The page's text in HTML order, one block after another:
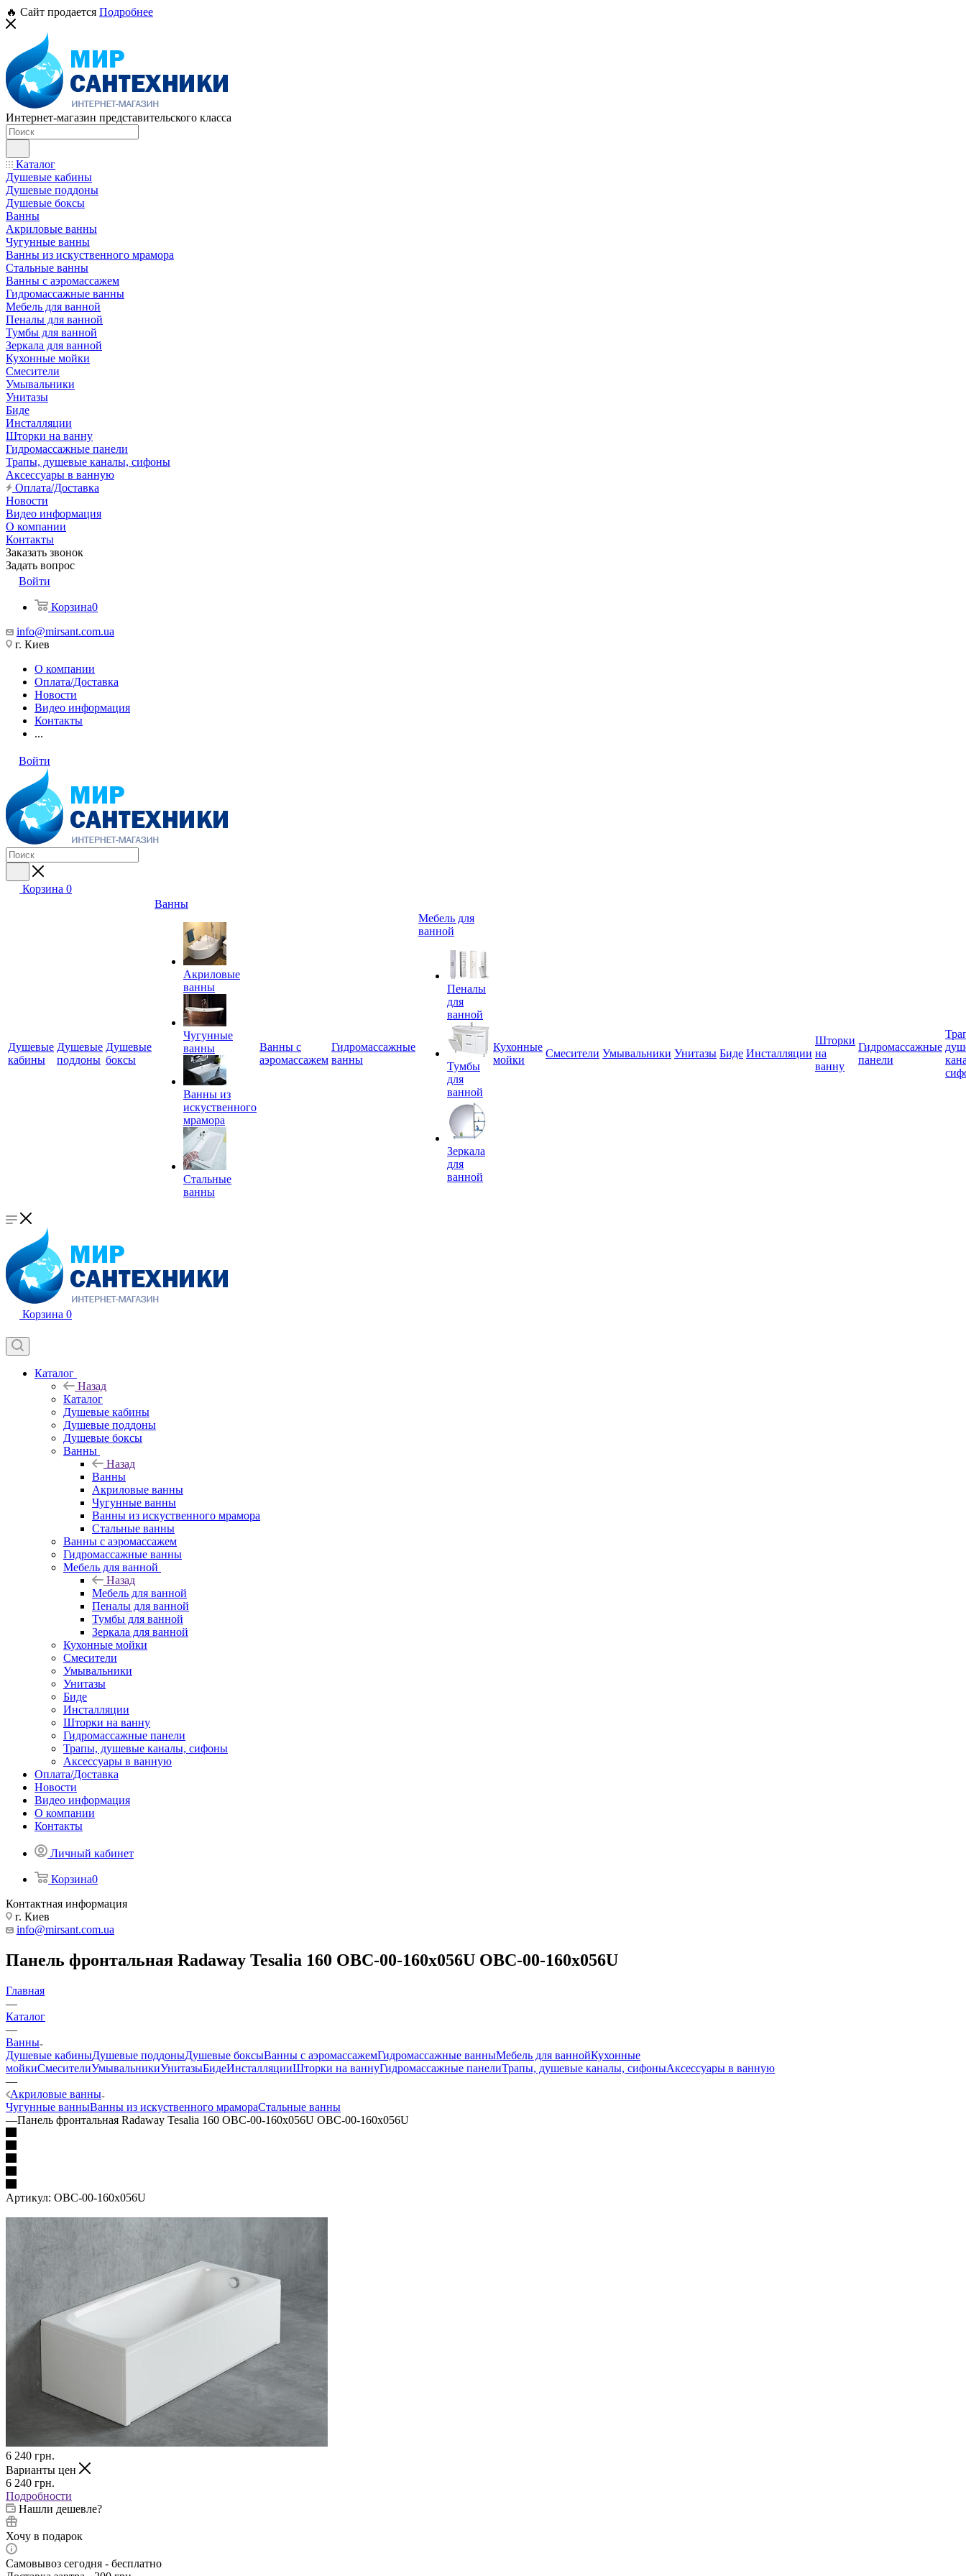
🔥 Сайт продается Подробнее
Интернет-магазин представительского класса
Каталог
Душевые кабины
Душевые поддоны
Душевые боксы
Ванны
Акриловые ванны
Чугунные ванны
Ванны из искуственного мрамора
Стальные ванны
Ванны с аэромассажем
Гидромассажные ванны
Мебель для ванной
Пеналы для ванной
Тумбы для ванной
Зеркала для ванной
Кухонные мойки
Смесители
Умывальники
Унитазы
Биде
Инсталляции
Шторки на ванну
Гидромассажные панели
Трапы, душевые каналы, сифоны
Аксессуары в ванную
Оплата/Доставка
Новости
Видео информация
О компании
Контакты
Заказать звонок
Задать вопрос
Войти
Корзина0
info@mirsant.com.ua
г. Киев
О компании
Оплата/Доставка
Новости
Видео информация
Контакты
...
Войти
Корзина 0
Душевые
кабины
Душевые
поддоны
Душевые
боксы
Ванны
Акриловые
ванны
Чугунные
ванны
Ванны из
искуственного
мрамора
Стальные
ванны
Ванны с
аэромассажем
Гидромассажные
ванны
Мебель для
ванной
Пеналы
для
ванной
Тумбы
для
ванной
Зеркала
для
ванной
Кухонные
мойки
Смесители Умывальники Унитазы Биде Инсталляции
Шторки
на
ванну
Гидромассажные
панели
Корзина 0
Каталог
Назад
Каталог
Душевые кабины
Душевые поддоны
Душевые боксы
Ванны
Назад
Ванны
Акриловые ванны
Чугунные ванны
Ванны из искуственного мрамора
Стальные ванны
Ванны с аэромассажем
Гидромассажные ванны
Мебель для ванной
Назад
Мебель для ванной
Пеналы для ванной
Тумбы для ванной
Зеркала для ванной
Кухонные мойки
Смесители
Умывальники
Унитазы
Биде
Инсталляции
Шторки на ванну
Гидромассажные панели
Трапы, душевые каналы, сифоны
Аксессуары в ванную
Оплата/Доставка
Новости
Видео информация
О компании
Контакты
Личный кабинет
Корзина0
Контактная информация
г. Киев
info@mirsant.com.ua
Панель фронтальная Radaway Tesalia 160 OBC-00-160x056U OBC-00-160x056U
Главная
—
Каталог
—
Ванны
Душевые кабиныДушевые поддоныДушевые боксыВанны с аэромассажемГидромассажные ванныМебель для ваннойКухонные
мойкиСмесителиУмывальникиУнитазыБидеИнсталляцииШторки на ваннуГидромассажные панелиТрапы, душевые каналы, сифоныАксессуары в ванную
—
Акриловые ванны
Чугунные ванныВанны из искуственного мрамораСтальные ванны
—Панель фронтальная Radaway Tesalia 160 OBC-00-160x056U OBC-00-160x056U
Артикул: OBC-00-160x056U
6 240 грн.
Варианты цен
6 240 грн.
Подробности
Нашли дешевле?
Хочу в подарок
Самовывоз сегодня - бесплатно